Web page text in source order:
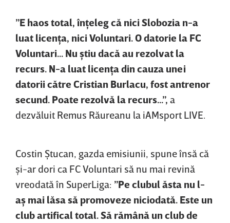
”E haos total, înţeleg că nici Slobozia n-a
luat licenţa, nici Voluntari. O datorie la FC
Voluntari... Nu ştiu dacă au rezolvat la
recurs. N-a luat licenţa din cauza unei
datorii către Cristian Burlacu, fost antrenor
secund. Poate rezolvă la recurs...”, a
dezvăluit Remus Răureanu la iAMsport LIVE.
Costin Ştucan, gazda emisiunii, spune însă că
şi-ar dori ca FC Voluntari să nu mai revină
vreodată în SuperLiga: ”Pe clubul ăsta nu l-
aş mai lăsa să promoveze niciodată. Este un
club artifical total. Să rămână un club de